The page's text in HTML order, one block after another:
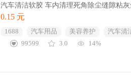
汽车清洁软胶 车内清理死角除尘缝隙粘
0.15 元
1688 汽车用品 美容养护
汽车清
99599
3.0 14%